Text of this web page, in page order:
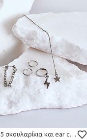
Σετ με 5 σκουλαρίκια και ear cuffs